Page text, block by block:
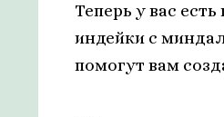
Теперь у вас
индейки с
помогут вам